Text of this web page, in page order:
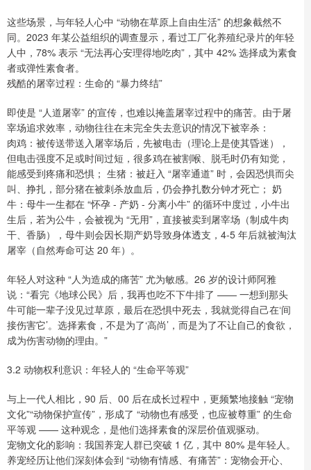
这些场景，与年轻人心中 “动物在草原上自由生活” 的想象截然不
同。2023 年某公益组织的调查显示，看过工厂化养殖纪录片的年轻
人中，78% 表示 “无法再心安理得地吃肉”，其中 42% 选择成为素食
者或弹性素食者。
残酷的屠宰过程：生命的 “暴力终结”
即使是 “人道屠宰” 的宣传，也难以掩盖屠宰过程中的痛苦。由于屠
宰场追求效率，动物往往在未完全失去意识的情况下被宰杀：
肉鸡：被传送带送入屠宰场后，先被电击（理论上是使其昏迷），
但电击强度不足或时间过短，很多鸡在被割喉、脱毛时仍有知觉，
能感受到疼痛和恐惧； 生猪：被赶入 “屠宰通道” 时，会因恐惧而尖
叫、挣扎，部分猪在被刺杀放血后，仍会挣扎数分钟才死亡； 奶
牛：母牛一生都在 “怀孕 - 产奶 - 分离小牛” 的循环中度过，小牛出
生后，若为公牛，会被视为 “无用”，直接被卖到屠宰场（制成牛肉
干、香肠），母牛则会因长期产奶导致身体透支，4-5 年后就被淘汰
屠宰（自然寿命可达 20 年）。
年轻人对这种 “人为造成的痛苦” 尤为敏感。26 岁的设计师阿雅
说：“看完《地球公民》后，我再也吃不下牛排了 —— 一想到那头
牛可能一辈子没见过草原，最后在恐惧中死去，我就觉得自己在‘间
接伤害它’。选择素食，不是为了‘高尚’，而是为了不让自己的食欲，
成为伤害动物的理由。”
3.2 动物权利意识：年轻人的 “生命平等观”
与上一代人相比，90 后、00 后在成长过程中，更频繁地接触 “宠物
文化”“动物保护宣传”，形成了 “动物也有感受，也应被尊重” 的生命
平等观 —— 这种观念，是他们选择素食的深层价值观驱动。
宠物文化的影响：我国养宠人群已突破 1 亿，其中 80% 是年轻人。
养宠经历让他们深刻体会到 “动物有情感、有痛苦”：宠物会开心、